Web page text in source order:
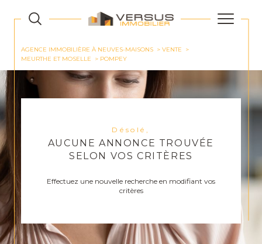
AGENCE IMMOBILIÈRE À NEUVES-MAISONS
VENTE
MEURTHE ET MOSELLE
POMPEY
Désolé,
AUCUNE ANNONCE TROUVÉE
SELON VOS CRITÈRES
Effectuez une nouvelle recherche en modifiant vos
critères